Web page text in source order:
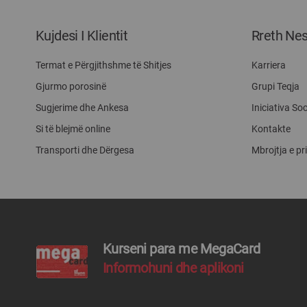
Kujdesi I Klientit
Termat e Përgjithshme të Shitjes
Gjurmo porosinë
Sugjerime dhe Ankesa
Si të blejmë online
Transporti dhe Dërgesa
Rreth
Karriera
Grupi Teqja
Iniciativa
Kontakte
Mbrojtja e
Kurseni para me MegaCard
Informohuni dhe aplikoni